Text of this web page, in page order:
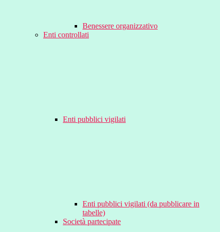
Benessere organizzativo
Enti controllati
Enti pubblici vigilati
Enti pubblici vigilati (da pubblicare in
tabelle)
Società partecipate